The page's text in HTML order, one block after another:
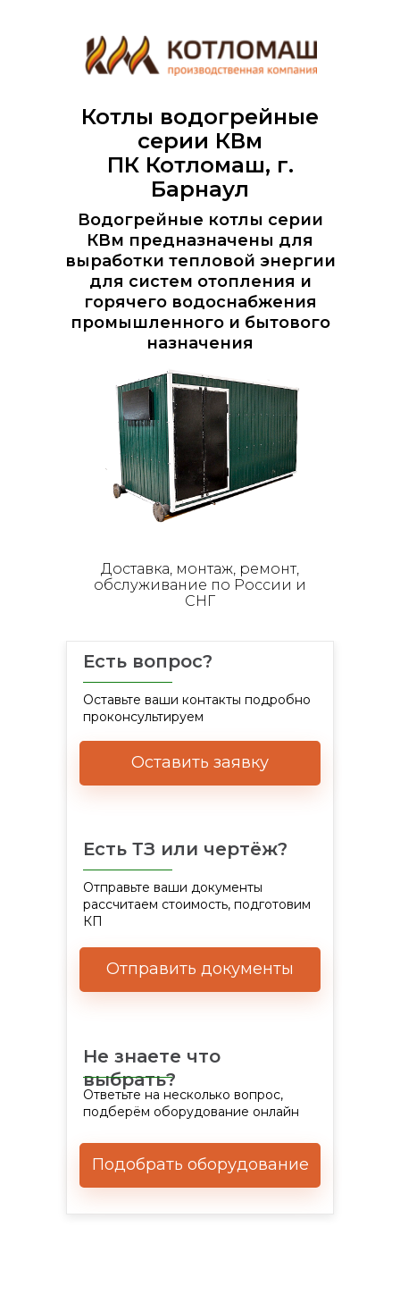
Водогрейные котлы серии
КВм предназначены для
выработки тепловой энергии
для систем отопления и
горячего водоснабжения
промышленного и бытового
назначения
Котлы водогрейные
серии КВм
ПК Котломаш, г.
Барнаул
Доставка, монтаж, ремонт,
обслуживание по России и
СНГ
Есть вопрос?
Оставьте ваши контакты подробно
проконсультируем
Есть ТЗ или чертёж?
Отправьте ваши документы
рассчитаем стоимость, подготовим
КП
Не знаете что
выбрать?
Ответьте на несколько вопрос,
подберём оборудование онлайн
Оставить заявку
Отправить документы
Подобрать оборудование